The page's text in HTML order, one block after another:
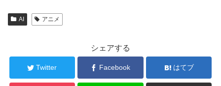
AI アニメ
シェアする
Twitter Facebook はてブ